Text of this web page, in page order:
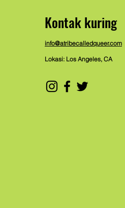
Kontak kuring
info@atribecalledqueer.com
Lokasi: Los Angeles, CA